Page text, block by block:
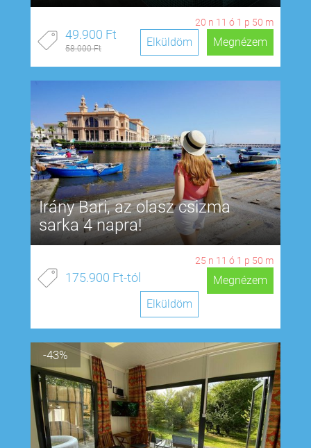
20 n 11 ó 1 p 49 m
49.900 Ft
58.000 Ft Megnézem
Elküldöm
Irány Bari, az olasz csizma
sarka 4 napra!
25 n 11 ó 1 p 49 m
175.900 Ft-tól
Megnézem
Elküldöm
-43%